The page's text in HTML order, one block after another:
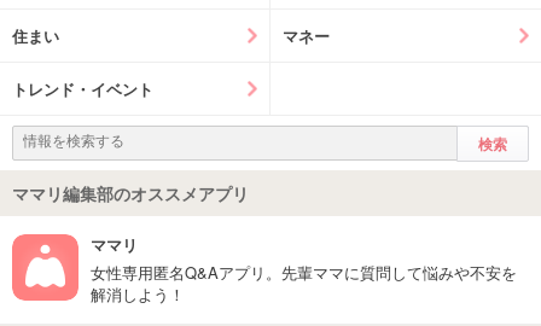
住まい マネー
トレンド・イベント
ママリ編集部のオススメアプリ
ママリ
女性専用匿名Q&Aアプリ。先輩ママに質問して悩みや不安を
解消しよう！